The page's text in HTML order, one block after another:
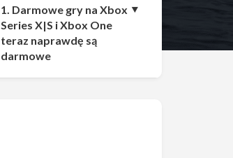
1. Darmowe gry na Xbox
Series X|S i Xbox One
teraz naprawdę są
darmowe